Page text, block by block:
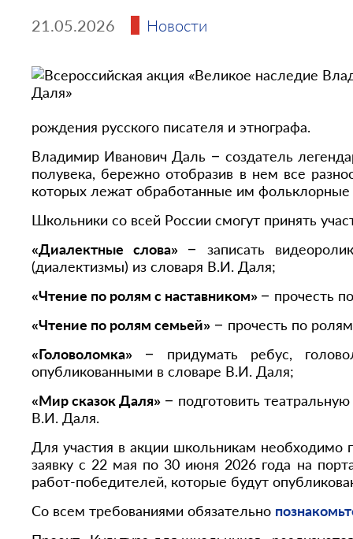
21.05.2026 Новости
рождения русского писателя и этнографа.
Владимир Иванович Даль – создатель
полувека, бережно отобразив в нем все
которых лежат обработанные им
Школьники со всей России смогут принять
«Диалектные слова»– записать
(диалектизмы) из словаря В.И. Даля;
«Чтение по ролям с наставником» – прочесть
«Чтение по ролям семьей» – прочесть по
«Головоломка» – придумать ребус,
опубликованными в словаре В.И. Даля;
«Мир сказок Даля» – подготовить
В.И. Даля.
Для участия в акции школьникам необходимо
заявку с 22 мая по 30 июня 2026 года на
работ-победителей, которые будут
Со всем требованиями обязательно